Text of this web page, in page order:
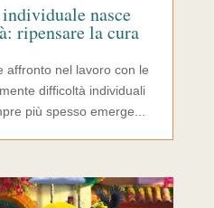
nasce
ripensare la cura
affronto nel lavoro con le
difficoltà individuali
più spesso emerge...